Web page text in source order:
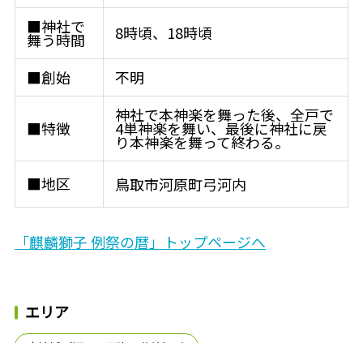
■神社で
舞う時間 8時頃、18時頃
■創始 不明
■特徴
神社で本神楽を舞った後、全戸で
4単神楽を舞い、最後に神社に戻
り本神楽を舞って終わる。
■地区
鳥取市河原町弓河内
「麒麟獅子 例祭の暦」トップページへ
エリア